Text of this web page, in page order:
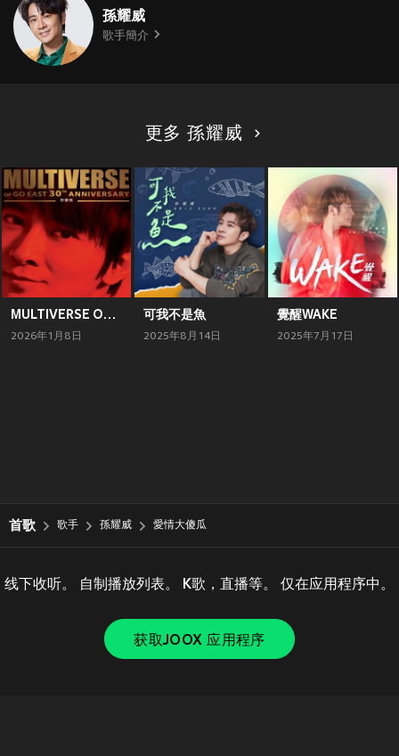
孫耀威
歌手簡介
更多 孫耀威
MULTIVERSE OF CINEPOLY 40TH ANNIVERSARY - 孫耀威
2026年1月8日
可我不是魚
2025年8月14日
覺醒WAKE
2025年7月17日
首歌 歌手 孫耀威 愛情大傻瓜
线下收听。 自制播放列表。 K歌，直播等。 仅在应用程序中。
获取JOOX 应用程序